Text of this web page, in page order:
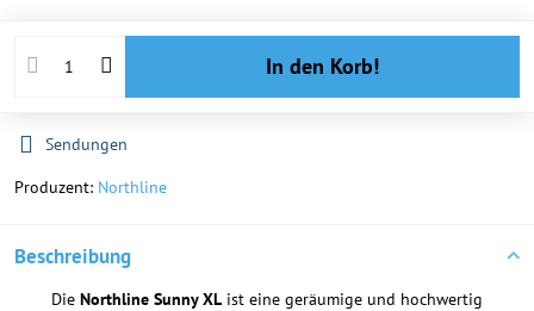
In den Korb!
Sendungen
Produzent: Northline
Beschreibung
Die Northline Sunny XL ist eine geräumige und hochwertig